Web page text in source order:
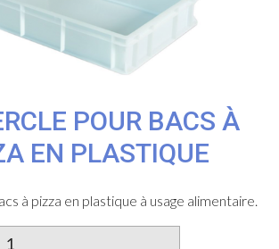
POUR BACS À
EN PLASTIQUE
à pizza en plastique à usage alimentaire.